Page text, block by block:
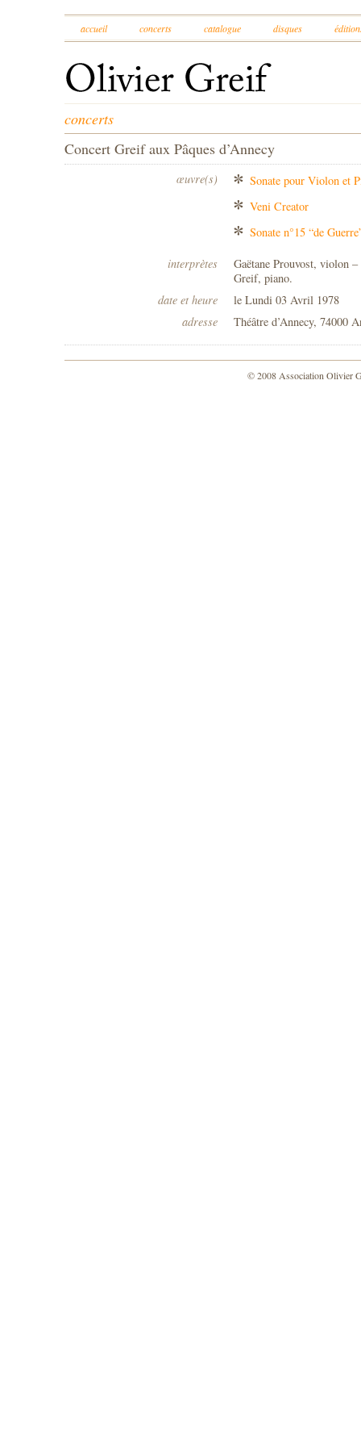
accueil concerts catalogue disques
concerts
Concert Greif aux Pâques d’Annecy
œuvre(s)
Sonate pour Violon et
Veni Creator
Sonate n°15 “de
interprètes
Gaëtane Prouvost, violon
Greif, piano.
date et heure
le Lundi 03 Avril 1978
adresse
Théâtre d’Annecy, 74000
© 2008 Association Olivier